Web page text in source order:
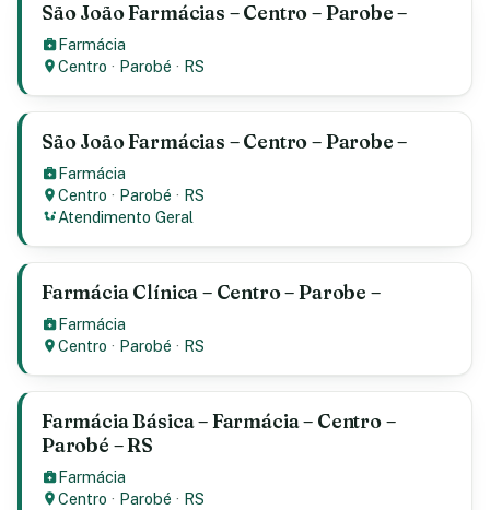
São João Farmácias – Centro – Parobe –
Farmácia
Centro · Parobé · RS
São João Farmácias – Centro – Parobe –
Farmácia
Centro · Parobé · RS
Atendimento Geral
Farmácia Clínica – Centro – Parobe –
Farmácia
Centro · Parobé · RS
Farmácia Básica – Farmácia – Centro –
Parobé – RS
Farmácia
Centro · Parobé · RS